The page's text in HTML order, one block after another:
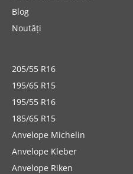
Blog
Noutăți
205/55 R16
195/65 R15
195/55 R16
185/65 R15
Anvelope Michelin
Anvelope Kleber
Anvelope Riken